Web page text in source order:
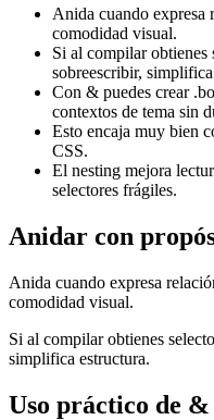
Anida cuando expresa
comodidad visual.
Si al compilar obtienes
sobreescribir,
Con & puedes crear
contextos de tema sin
Esto encaja muy bien
CSS.
El nesting mejora
selectores frágiles.
Anidar con
Anida cuando expresa
comodidad visual.
Si al compilar obtienes
simplifica estructura.
Uso práctico de &